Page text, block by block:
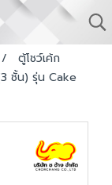
ตู้โชว์เค้ก
ชั้น) รุ่น Cake